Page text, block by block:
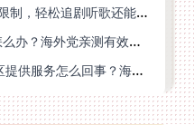
海外党必看：破解Bilibili地域限制，轻松追剧听歌还能流畅理财的实用指南
在加拿大用蜻蜓FM地区限制怎么办？海外党亲测有效的回国加速方案
b站出现暂时不对您所在的地区提供服务怎么回事？海外党亲测有效的回国加速方案